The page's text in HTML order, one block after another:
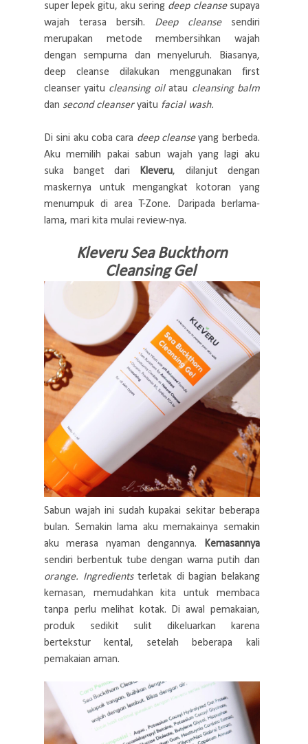
super lepek gitu, aku sering deep cleanse supaya
wajah terasa bersih. Deep cleanse sendiri
merupakan metode membersihkan wajah
dengan sempurna dan menyeluruh. Biasanya,
deep cleanse dilakukan menggunakan first
cleanser yaitu cleansing oilatau cleansing balm
dan second cleanseryaitu facial wash.
Di sini aku coba cara deep cleanseyang berbeda.
Aku memilih pakai sabun wajah yang lagi aku
suka banget dari
Kleveru, dilanjut dengan
maskernya untuk mengangkat kotoran yang
menumpuk di area T-Zone. Daripada berlama-
lama, mari kita mulai review-nya.
Kleveru Sea Buckthorn
Cleansing Gel
Sabun wajah ini sudah kupakai sekitar beberapa
bulan. Semakin lama aku memakainya semakin
aku merasa nyaman dengannya.
Kemasannya
sendiri berbentuk tube dengan warna putih dan
orange. Ingredientsterletak di bagian belakang
kemasan, memudahkan kita untuk membaca
tanpa perlu melihat kotak. Di awal pemakaian,
produk sedikit sulit dikeluarkan karena
bertekstur kental, setelah beberapa kali
pemakaian aman.